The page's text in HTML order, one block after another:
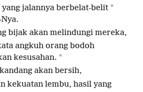
jalannya berbelat-belit *
bijak akan melindungi mereka,
angkuh orang bodoh
kesusahan. *
akan bersih,
kekuatan lembu, hasil yang